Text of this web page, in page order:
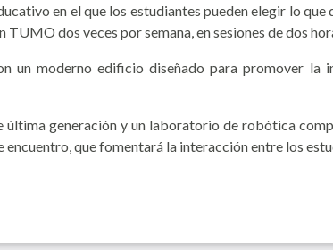
en el que los estudiantes pueden elegir lo que
dos veces por semana, en sesiones de dos
un moderno edificio diseñado para promover la
generación y un laboratorio de robótica
que fomentará la interacción entre los